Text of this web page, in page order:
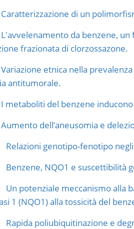
Caratterizzazione di un
L'avvelenamento da benzene, un
frazionata di clorzossazone.
Variazione etnica nella
antitumorale.
I metaboliti del benzene
Aumento dell’aneusomia e
Relazioni genotipo-fenotipo
Benzene, NQO1 e suscettibilità
Un potenziale meccanismo alla
1 (NQO1) alla tossicità del
Rapida poliubiquitinazione e